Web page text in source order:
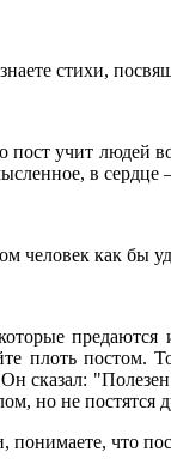
стихи,
учит людей
в сердце
человек как бы
предаются
плоть постом.
сказал:
но не
что